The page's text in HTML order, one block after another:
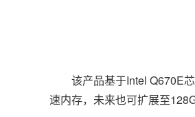
该产品基于Intel Q670E芯
速内存，未来也可扩展至